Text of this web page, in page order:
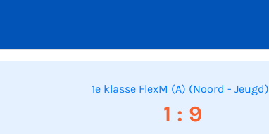
1e klasse FlexM (A) (Noord - Jeugd)
1 : 9